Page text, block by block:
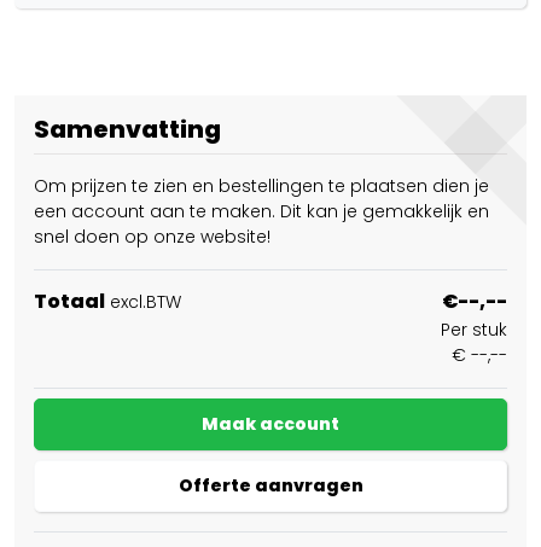
Samenvatting
Om prijzen te zien en bestellingen te plaatsen dien je
een account aan te maken. Dit kan je gemakkelijk en
snel doen op onze website!
Totaal excl.BTW €--,--
Per stuk
€ --,--
Maak account
Offerte aanvragen